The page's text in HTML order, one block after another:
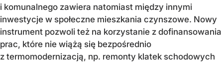
i komunalnego zawiera natomiast między innymi
inwestycje w społeczne mieszkania czynszowe. Nowy
instrument pozwoli też na korzystanie z dofinansowania
prac, które nie wiążą się bezpośrednio
z termomodernizacją, np. remonty klatek schodowych